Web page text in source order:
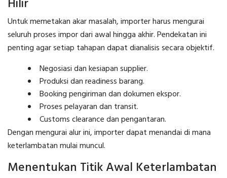
Untuk memetakan akar masalah, importer harus mengurai
seluruh proses impor dari awal hingga akhir. Pendekatan ini
penting agar setiap tahapan dapat dianalisis secara objektif.
Negosiasi dan kesiapan supplier.
Produksi dan readiness barang.
Booking pengiriman dan dokumen ekspor.
Proses pelayaran dan transit.
Customs clearance dan pengantaran.
Dengan mengurai alur ini, importer dapat menandai di mana
keterlambatan mulai muncul.
Menentukan Titik Awal Keterlambatan